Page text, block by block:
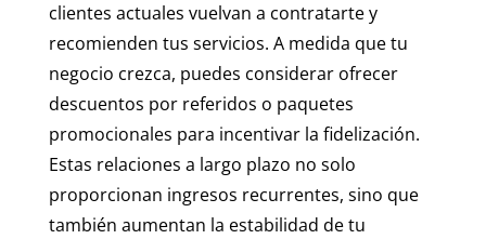
clientes actuales vuelvan a contratarte y
recomienden tus servicios. A medida que tu
negocio crezca, puedes considerar ofrecer
descuentos por referidos o paquetes
promocionales para incentivar la fidelización.
Estas relaciones a largo plazo no solo
proporcionan ingresos recurrentes, sino que
también aumentan la estabilidad de tu